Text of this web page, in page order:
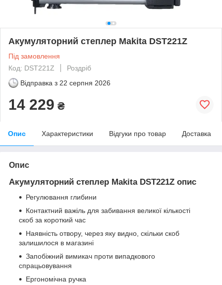
Акумуляторний степлер Makita DST221Z
Під замовлення
Код: DST221Z
Роздріб
Відправка з 22 серпня 2026
14 229 ₴
Опис Характеристики Відгуки про товар Доставка
Опис
Акумуляторний степлер Makita DST221Z опис
Регулювання глибини
Контактний важіль для забивання великої кількості
скоб за короткий час
Наявність отвору, через яку видно, скільки скоб
залишилося в магазині
Запобіжний вимикач проти випадкового
спрацьовування
Ергономічна ручка